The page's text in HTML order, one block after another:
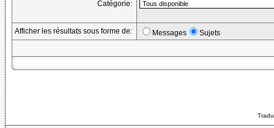
Catégorie:
Afficher les résultats sous forme de: Messages Sujets